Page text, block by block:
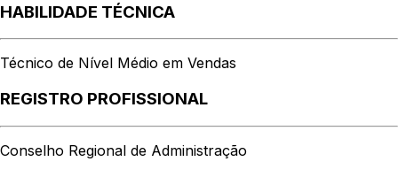
HABILIDADE TÉCNICA
Técnico de Nível Médio em Vendas
REGISTRO PROFISSIONAL
Conselho Regional de Administração